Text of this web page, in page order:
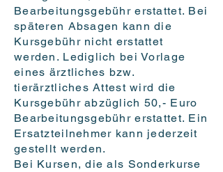
Bearbeitungsgebühr erstattet. Bei
späteren Absagen kann die
Kursgebühr nicht erstattet
werden. Lediglich bei Vorlage
eines ärztliches bzw.
tierärztliches Attest wird die
Kursgebühr abzüglich 50,- Euro
Bearbeitungsgebühr erstattet. Ein
Ersatzteilnehmer kann jederzeit
gestellt werden.
Bei Kursen, die als Sonderkurse